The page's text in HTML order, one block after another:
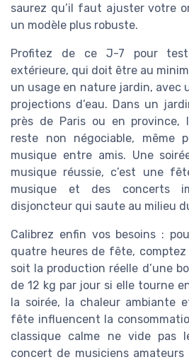
saurez qu’il faut ajuster votre
un modèle plus robuste.
Profitez de ce J-7 pour
extérieure, qui doit être au
un usage en nature jardin, avec
projections d’eau. Dans un
près de Paris ou en province,
reste non négociable, même
musique entre amis. Une
musique réussie, c’est une
musique et des concerts
disjoncteur qui saute au milieu
Calibrez enfin vos besoins :
quatre heures de fête, comptez
soit la production réelle d’une
de 12 kg par jour si elle tourne
la soirée, la chaleur ambiante
fête influencent la
classique calme ne vide pas
concert de musiciens amateurs